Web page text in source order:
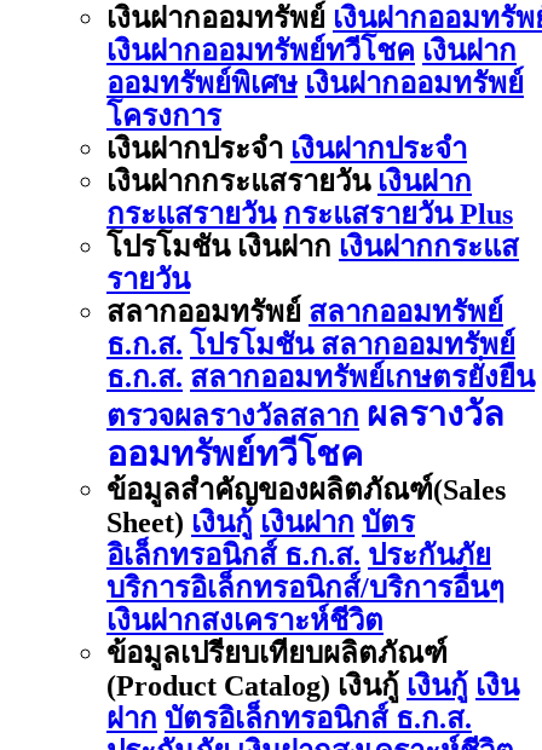
เงินฝากออมทรัพย์ เงินฝากออมทรัพ
เงินฝากออมทรัพย์ทวีโชค เงินฝาก
ออมทรัพย์พิเศษ เงินฝากออมทรัพย์
โครงการ
เงินฝากประจำ เงินฝากประจำ
เงินฝากกระแสรายวัน เงินฝาก
กระแสรายวัน กระแสรายวัน Plus
โปรโมชัน เงินฝาก เงินฝากกระแส
รายวัน
สลากออมทรัพย์ สลากออมทรัพย์
ธ.ก.ส. โปรโมชัน สลากออมทรัพย์
ธ.ก.ส. สลากออมทรัพย์เกษตรยั่งยืน
ตรวจผลรางวัลสลาก ผลรางวัล
ออมทรัพย์ทวีโชค
ข้อมูลสำคัญของผลิตภัณฑ์(Sales
Sheet) เงินกู้ เงินฝาก บัตร
อิเล็กทรอนิกส์ ธ.ก.ส. ประกันภัย
บริการอิเล็กทรอนิกส์/บริการอื่นๆ
เงินฝากสงเคราะห์ชีวิต
ข้อมูลเปรียบเทียบผลิตภัณฑ์
(Product Catalog) เงินกู้ เงินกู้ เงิน
ฝาก บัตรอิเล็กทรอนิกส์ ธ.ก.ส.